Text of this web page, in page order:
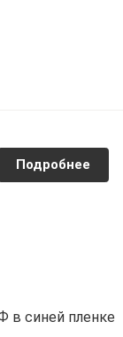
Подробнее